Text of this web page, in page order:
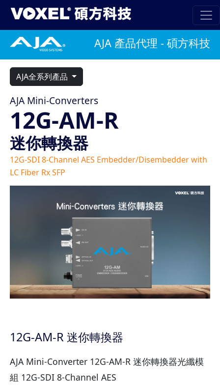
AJA 產品代理 - 碩方科技
AJA全系列產品
AJA Mini-Converters
12G-AM-R
迷你轉換器
12G-SDI 8-Channel AES Embedder/Disembedder with
LC Fiber Rx SFP
12G-AM-R 迷你轉換器
AJA Mini-Converter 12G-AM-R 迷你轉換器光纖模
組 12G-SDI 8-Channel AES